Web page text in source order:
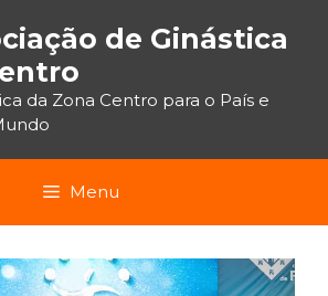
de Ginástica
da Zona Centro para o País e
Menu